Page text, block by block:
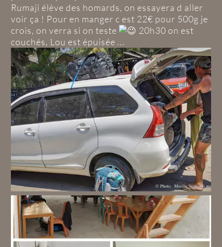
Rumaji élève des homards, on essayera d aller
voir ça ! Pour en manger c est 22€ pour 500g je
crois, on verra si on teste
20h30 on est
couchés, Lou est épuisée ...